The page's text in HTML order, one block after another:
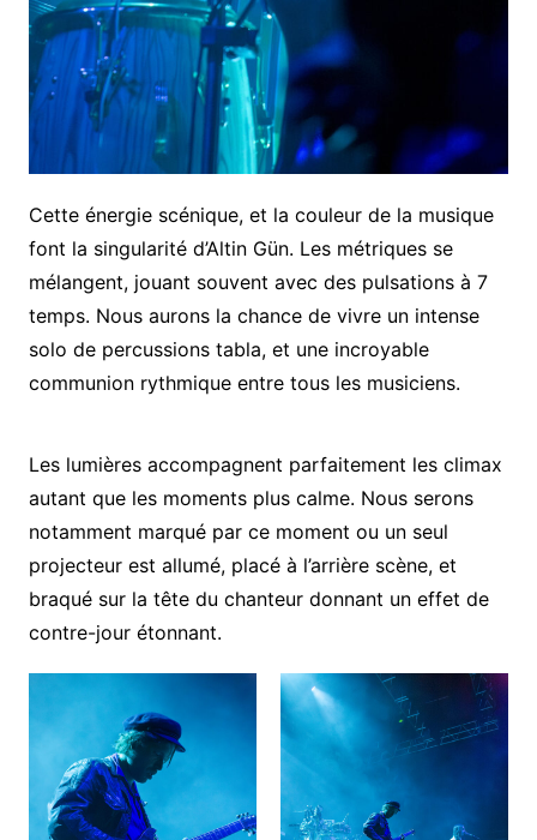
Cette énergie scénique, et la couleur de la musique
font la singularité d’Altin Gün. Les métriques se
mélangent, jouant souvent avec des pulsations à 7
temps. Nous aurons la chance de vivre un intense
solo de percussions tabla, et une incroyable
communion rythmique entre tous les musiciens.
Les lumières accompagnent parfaitement les climax
autant que les moments plus calme. Nous serons
notamment marqué par ce moment ou un seul
projecteur est allumé, placé à l’arrière scène, et
braqué sur la tête du chanteur donnant un effet de
contre-jour étonnant.